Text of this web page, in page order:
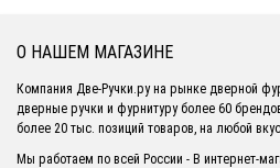
О НАШЕМ МАГАЗИНЕ
Компания Две-Ручки.ру на рынке дверной
дверные ручки и фурнитуру более 60
более 20 тыс. позиций товаров, на любой
Мы работаем по всей России - В интернет-